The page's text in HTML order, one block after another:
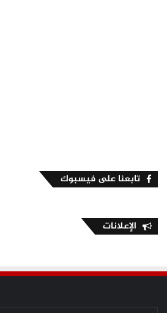
تابعنا على فيسبوك
الإعلانات